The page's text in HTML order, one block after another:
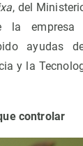
, del
la empresa
ayudas
y la
controlar